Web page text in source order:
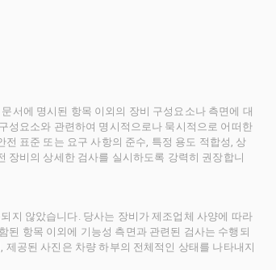
서에 명시된 항목 이외의 장비 구성요소나 측면에 대
성요소와 관련하여 명시적으로나 묵시적으로 어떠한
표준 또는 요구 사항의 준수, 특정 용도 적합성, 상
장비의 상세한 검사를 실시하도록 강력히 권장합니
지 않았습니다. 당사는 장비가 제조업체 사양에 따라
된 항목 이외에 기능성 측면과 관련된 검사는 수행되
공된 사진은 차량 하부의 전체적인 상태를 나타내지